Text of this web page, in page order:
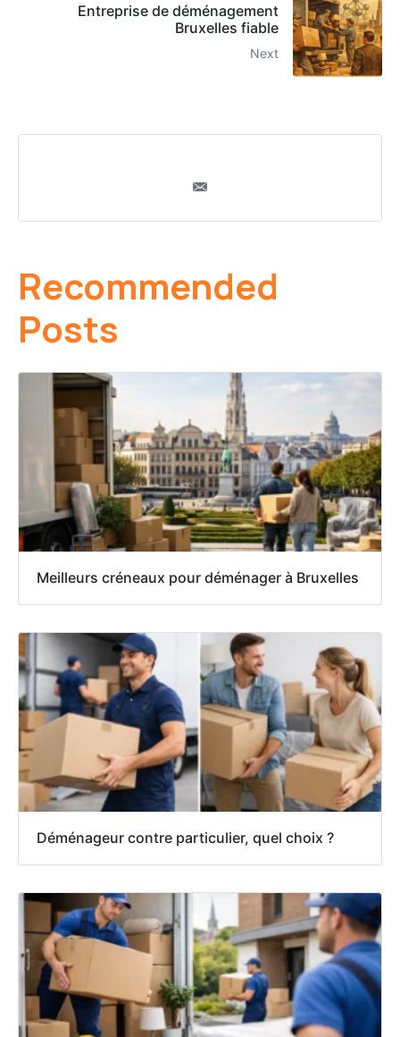
Entreprise de déménagement
Bruxelles fiable
Next
Recommended
Posts
Meilleurs créneaux pour déménager à Bruxelles
Déménageur contre particulier, quel choix ?